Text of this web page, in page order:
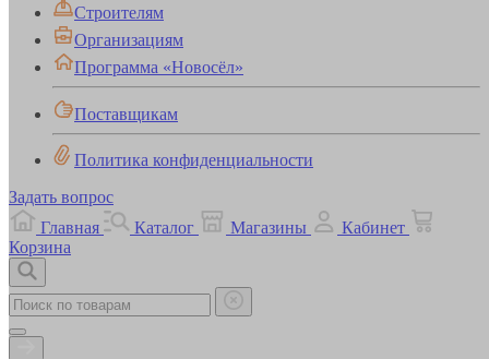
Строителям
Организациям
Программа «Новосёл»
Поставщикам
Политика конфиденциальности
Задать вопрос
Главная
Каталог Магазины
Кабинет
Корзина